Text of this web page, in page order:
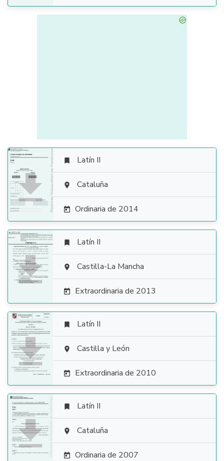

 Latín II
 Cataluña
 Ordinaria de 2014

 Latín II
 Castilla-La Mancha
 Extraordinaria de 2013

 Latín II
 Castilla y León
 Extraordinaria de 2010

 Latín II
 Cataluña
 Ordinaria de 2007